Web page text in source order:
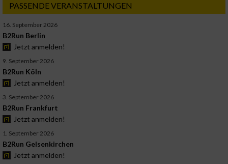
PASSENDE VERANSTALTUNGEN
16. September 2026
B2Run Berlin
Jetzt anmelden!
9. September 2026
B2Run Köln
Jetzt anmelden!
3. September 2026
B2Run Frankfurt
Jetzt anmelden!
1. September 2026
B2Run Gelsenkirchen
Jetzt anmelden!